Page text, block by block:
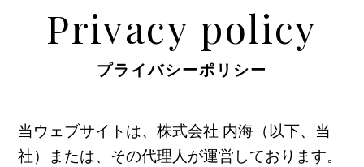
Privacy policy
プライバシーポリシー
当ウェブサイトは、株式会社 内海（以下、当
社）または、その代理人が運営しております。